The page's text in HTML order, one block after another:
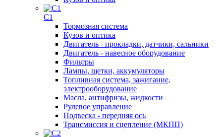
C1
Тормозная система
Кузов и оптика
Двигатель - прокладки, датчики, сальники
Двигатель - навесное оборудование
Фильтры
Лампы, щетки, аккумуляторы
Топливная система, зажигание,
электрооборудование
Масла, антифризы, жидкости
Рулевое управление
Подвеска - передняя ось
Трансмиссия и сцепление (МКПП)